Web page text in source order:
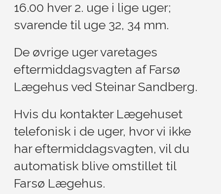
16.00 hver 2. uge i lige uger;
svarende til uge 32, 34 mm.
De øvrige uger varetages
eftermiddagsvagten af Farsø
Lægehus ved Steinar Sandberg.
Hvis du kontakter Lægehuset
telefonisk i de uger, hvor vi ikke
har eftermiddagsvagten, vil du
automatisk blive omstillet til
Farsø Lægehus.